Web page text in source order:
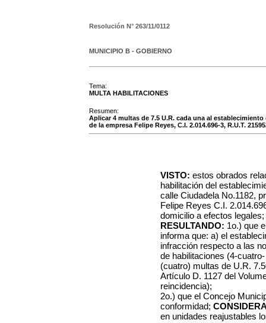
Resolución N° 263/11/0112
MUNICIPIO B - GOBIERNO
Tema:
MULTA HABILITACIONES
Resumen:
Aplicar 4 multas de 7.5 U.R. cada una al
de la empresa Felipe Reyes, C.I. 2.014.696-3, R.U.T.
VISTO: estos obrados
habilitación del
calle Ciudadela No.1182,
Felipe Reyes C.I.
domicilio a efectos legales;
RESULTANDO: 1o.) que
informa que: a) el
infracción respecto a las
de habilitaciones (4-
(cuatro) multas de U.R.
Artículo D. 1127 del
reincidencia);
2o.) que el Concejo
conformidad;
en unidades reajustables